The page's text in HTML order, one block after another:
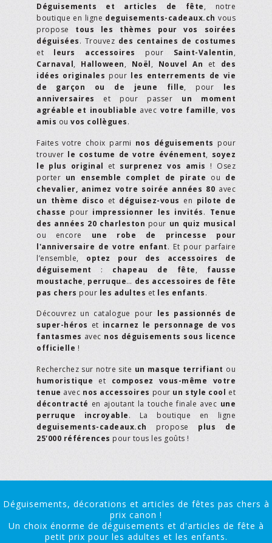
Déguisements et articles de fête, notre
boutique en ligne deguisements-cadeaux.ch vous
propose tous les thèmes pour vos soirées
déguisées. Trouvez des centaines de costumes
et leurs accessoires pour Saint-Valentin,
Carnaval, Halloween, Noël, Nouvel An et des
idées originales pour les enterrements de vie
de garçon ou de jeune fille, pour les
anniversaires et pour passer un moment
agréable et inoubliable avec votre famille, vos
amis ou vos collègues.
Faites votre choix parmi nos déguisements pour
trouver le costume de votre événement, soyez
le plus original et surprenez vos amis ! Osez
porter un ensemble complet de pirate ou de
chevalier, animez votre soirée années 80 avec
un thème disco et déguisez-vous en pilote de
chasse pour impressionner les invités. Tenue
des années 20 charleston pour un quiz musical
ou encore une robe de princesse pour
l'anniversaire de votre enfant. Et pour parfaire
l’ensemble, optez pour des accessoires de
déguisement : chapeau de fête, fausse
moustache, perruque… des accessoires de fête
pas chers pour les adultes et les enfants.
Découvrez un catalogue pour les passionnés de
super-héros et incarnez le personnage de vos
fantasmes avec nos déguisements sous licence
officielle !
Recherchez sur notre site un masque terrifiant ou
humoristique et composez vous-même votre
tenue avec nos accessoires pour un style cool et
décontracté en ajoutant la touche finale avec une
perruque incroyable. La boutique en ligne
deguisements-cadeaux.ch propose plus de
25'000 références pour tous les goûts !
Déguisements, décorations et articles de fêtes pas chers à
prix canon !
Un choix énorme de déguisements et d'articles de fête à
petit prix pour les adultes et les enfants.